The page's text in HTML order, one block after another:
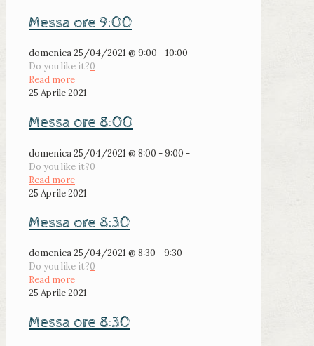
Messa ore 9:00
domenica 25/04/2021 @ 9:00 - 10:00 -
Do you like it?0
Read more
25 Aprile 2021
Messa ore 8:00
domenica 25/04/2021 @ 8:00 - 9:00 -
Do you like it?0
Read more
25 Aprile 2021
Messa ore 8:30
domenica 25/04/2021 @ 8:30 - 9:30 -
Do you like it?0
Read more
25 Aprile 2021
Messa ore 8:30